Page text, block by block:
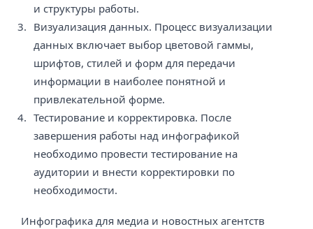
и структуры работы.
Визуализация данных. Процесс визуализации
данных включает выбор цветовой гаммы,
шрифтов, стилей и форм для передачи
информации в наиболее понятной и
привлекательной форме.
Тестирование и корректировка. После
завершения работы над инфографикой
необходимо провести тестирование на
аудитории и внести корректировки по
необходимости.
Инфографика для медиа и новостных агентств